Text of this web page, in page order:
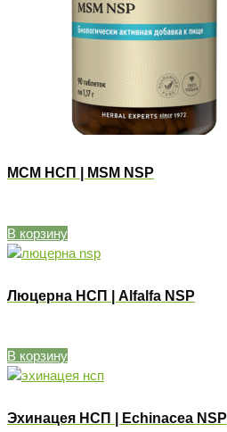
МСМ НСП | MSM NSP
В корзину
Люцерна НСП | Alfalfa NSP
В корзину
Эхинацея НСП | Echinacea NSP